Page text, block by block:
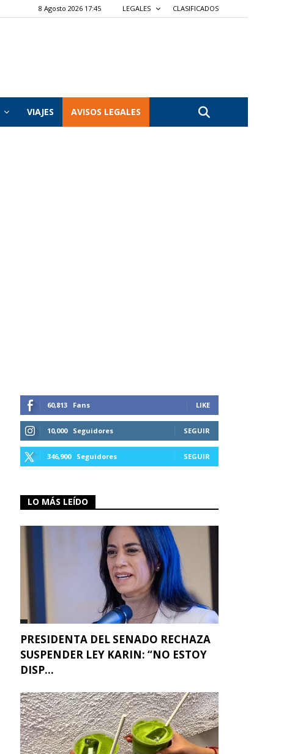
8 Agosto 2026 17:45 LEGALES CLASIFICADOS
VIAJES AVISOS LEGALES
60,813 Fans LIKE
10,000 Seguidores SEGUIR
346,900 Seguidores SEGUIR
LO MÁS LEÍDO
PRESIDENTA DEL SENADO RECHAZA
SUSPENDER LEY KARIN: “NO ESTOY
DISP...